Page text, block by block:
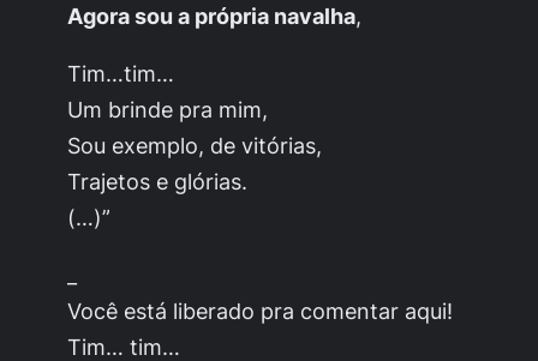
Agora sou a própria navalha,
Tim…tim…
Um brinde pra mim,
Sou exemplo, de vitórias,
Trajetos e glórias.
(…)”
Você está liberado pra comentar aqui!
Tim… tim…